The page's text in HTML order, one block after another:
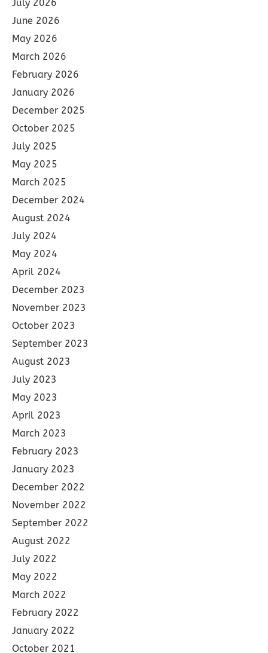
July 2026
June 2026
May 2026
March 2026
February 2026
January 2026
December 2025
October 2025
July 2025
May 2025
March 2025
December 2024
August 2024
July 2024
May 2024
April 2024
December 2023
November 2023
October 2023
September 2023
August 2023
July 2023
May 2023
April 2023
March 2023
February 2023
January 2023
December 2022
November 2022
September 2022
August 2022
July 2022
May 2022
March 2022
February 2022
January 2022
October 2021